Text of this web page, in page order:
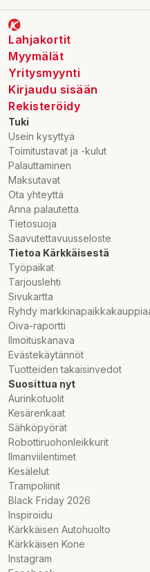
suosikkisi!
Lahjakortit
Myymälät
Yritysmyynti
Kirjaudu sisään
Rekisteröidy
Tuki
Usein kysyttyä
Toimitustavat ja -kulut
Palauttaminen
Maksutavat
Ota yhteyttä
Anna palautetta
Tietosuoja
Saavutettavuusseloste
Tietoa Kärkkäisestä
Työpaikat
Tarjouslehti
Sivukartta
Ryhdy
Oiva-raportti
Ilmoituskanava
Evästekäytännöt
Tuotteiden takaisinvedot
Suosittua nyt
Aurinkotuolit
Kesärenkaat
Sähköpyörät
Robottiruohonleikkurit
Ilmanviilentimet
Kesälelut
Trampoliinit
Black Friday 2026
Inspiroidu
Kärkkäisen Autohuolto
Kärkkäisen Kone
Instagram